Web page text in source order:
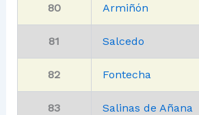
80 Armiñón
81 Salcedo
82 Fontecha
83 Salinas de Añana